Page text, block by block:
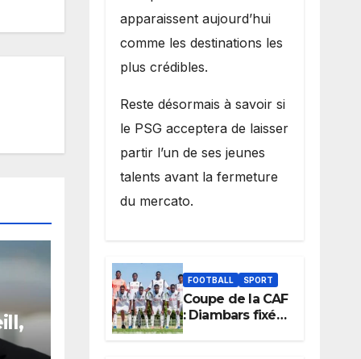
apparaissent aujourd’hui
comme les destinations les
plus crédibles.
Reste désormais à savoir si
le PSG acceptera de laisser
partir l’un de ses jeunes
talents avant la fermeture
du mercato.
FOOTBALL SPORT
Coupe de la CAF
: Diambars fixé
sur son destin